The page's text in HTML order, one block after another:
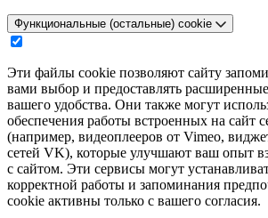
Функциональные (остальные) cookie
Эти файлы cookie позволяют сайту
вами выбор и предоставлять
вашего удобства. Они также могут
обеспечения работы встроенных на сайт
(например, видеоплееров от Vimeo,
сетей VK), которые улучшают ваш опыт
с сайтом. Эти сервисы могут
корректной работы и запоминания
cookie активны только с вашего согласия.